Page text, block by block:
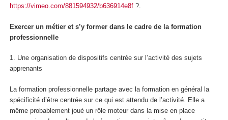
https://vimeo.com/881594932/b636914e8f ?.
Exercer un métier et s’y former dans le cadre de la formation
professionnelle
1. Une organisation de dispositifs centrée sur l’activité des sujets
apprenants
La formation professionnelle partage avec la formation en général la
spécificité d’être centrée sur ce qui est attendu de l’activité. Elle a
même probablement joué un rôle moteur dans la mise en place